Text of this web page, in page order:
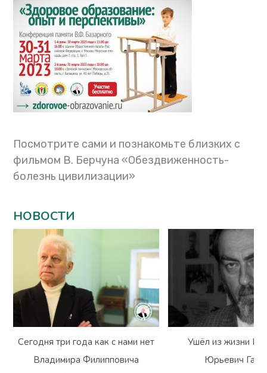
Посмотрите сами и познакомьте близких с
фильмом В. Берчуна «Обездвиженность-
болезнь цивилизации»
НОВОСТИ
Сегодня три года как с нами нет
Владимира Филипповича
Ушёл из жизни
Юрьевич